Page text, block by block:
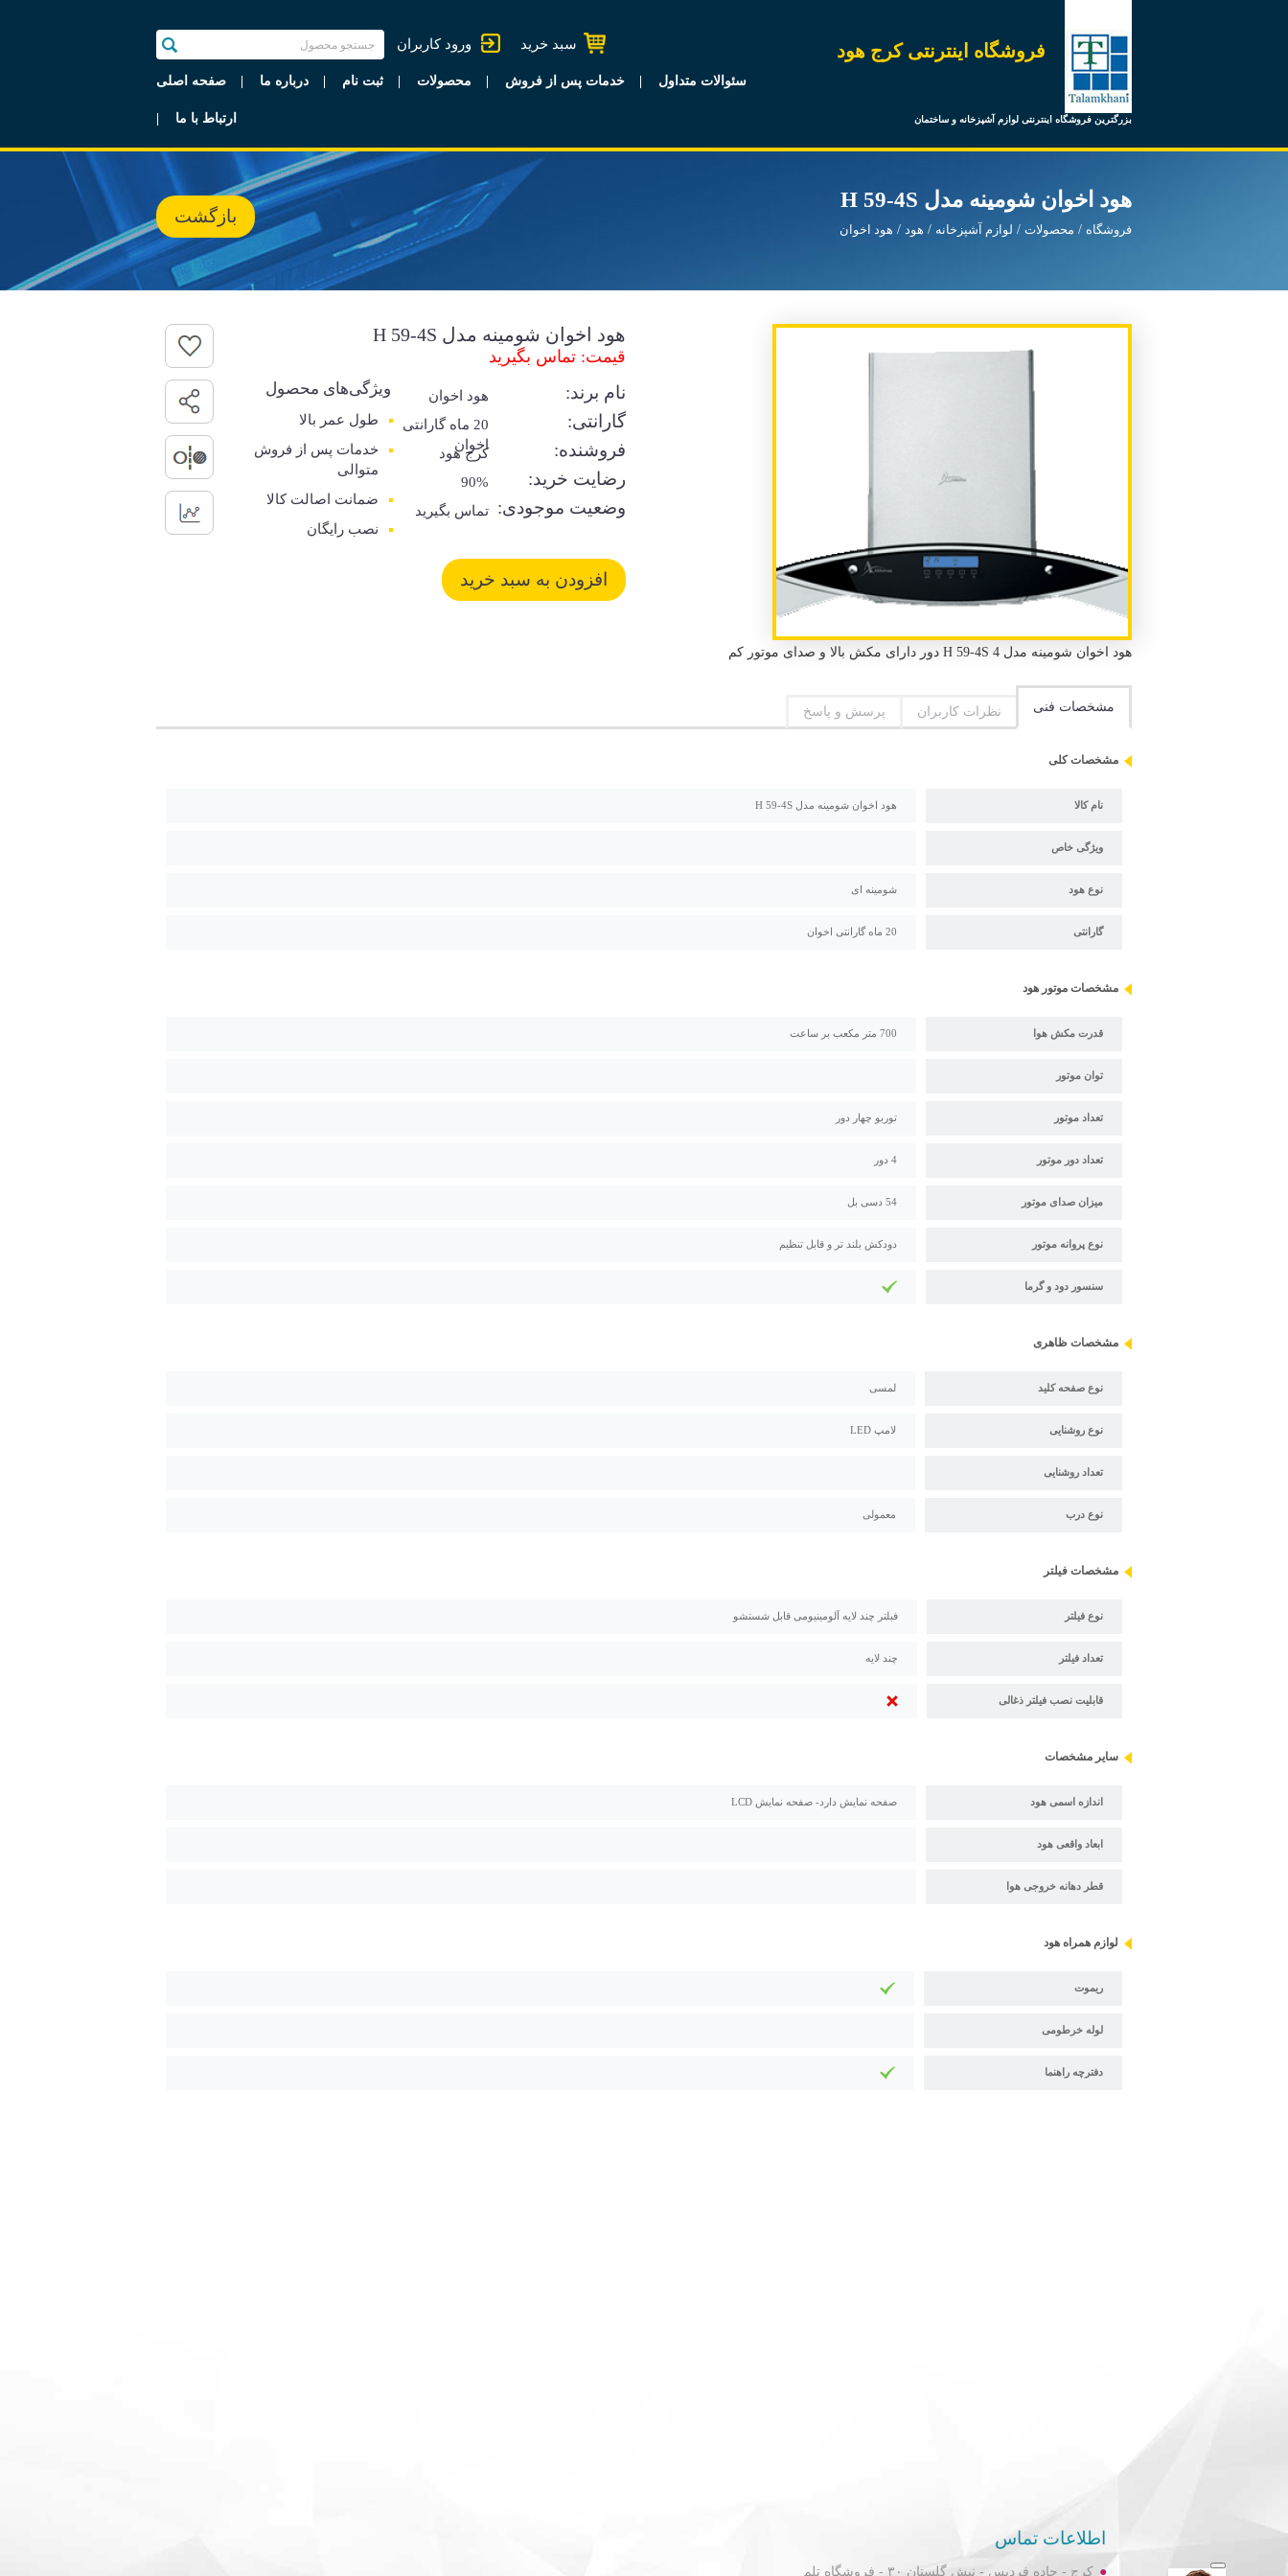
فروشگاه اینترنتی کرج هود
بزرگترین فروشگاه اینترنتی لوازم آشپزخانه و ساختمان
ورود کاربران سبد خرید
صفحه اصلی درباره ما ثبت نام محصولات خدمات پس از فروش سئوالات متداول
ارتباط با ما
هود اخوان شومینه مدل H 59-4S
فروشگاه محصولات لوازم آشپزخانه هود هود اخوان
بازگشت
هود اخوان شومینه مدل H 59-4S
قیمت: تماس بگیرید
نام برند: هود اخوان
گارانتی:
20 ماه گارانتی
اخوان
فروشنده: کرج هود
رضایت خرید: 90%
وضعیت موجودی: تماس بگیرید
ویژگی‌های محصول
طول عمر بالا
خدمات پس از فروش
متوالی
ضمانت اصالت کالا
نصب رایگان
هود اخوان شومینه مدل H 59-4S 4 دور دارای مکش بالا و صدای موتور کم
مشخصات فنی نظرات کاربران پرسش و پاسخ
مشخصات کلی
نام کالا هود اخوان شومینه مدل H 59-4S
ویژگی خاص
نوع هود شومینه ای
گارانتی 20 ماه گارانتی اخوان
مشخصات موتور هود
قدرت مکش هوا 700 متر مکعب بر ساعت
توان موتور
تعداد موتور توربو چهار دور
تعداد دور موتور 4 دور
میزان صدای موتور 54 دسی بل
نوع پروانه موتور دودکش بلند تر و قابل تنظیم
سنسور دود و گرما
مشخصات ظاهری
نوع صفحه کلید لمسی
نوع روشنایی لامپ LED
تعداد روشنایی
نوع درب معمولی
مشخصات فیلتر
نوع فیلتر فبلتر چند لایه آلومینیومی قابل شستشو
تعداد فیلتر چند لایه
قابلیت نصب فیلتر ذغالی
سایر مشخصات
اندازه اسمی هود صفحه نمایش دارد- صفحه نمایش LCD
ابعاد واقعی هود
قطر دهانه خروجی هوا
لوازم همراه هود
ریموت
لوله خرطومی
دفترچه راهنما
اطلاعات تماس
کرج - جاده فردیس - نبش گلستان ۳۰ - فروشگاه تلم